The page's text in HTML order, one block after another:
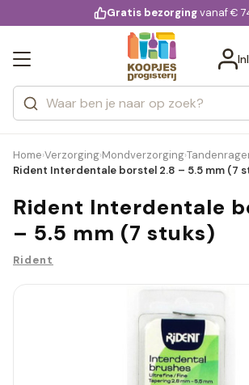
voor 20:00 uur besteld
Gratis bezorgingvanaf €
Zoeken
Categorieën
Merken
Home›Verzorging›Mondverzorging›
Rident Interdentale borstel 2.8 – 5.5 mm (7
Rident Interdentale
– 5.5 mm (7 stuks)
Rident